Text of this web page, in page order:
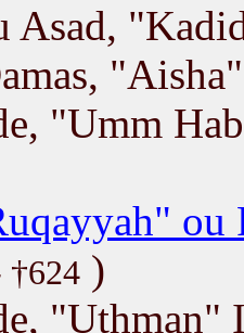
Asad,
"Umm
†624 )
"Uthman"